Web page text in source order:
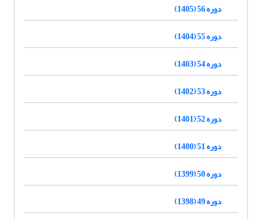
دوره 56 (1405)
دوره 55 (1404)
دوره 54 (1403)
دوره 53 (1402)
دوره 52 (1401)
دوره 51 (1400)
دوره 50 (1399)
دوره 49 (1398)